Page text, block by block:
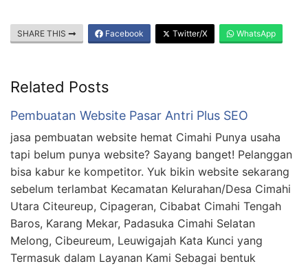
SHARE THIS Facebook Twitter/X WhatsApp
Related Posts
Pembuatan Website Pasar Antri Plus SEO
jasa pembuatan website hemat Cimahi Punya usaha
tapi belum punya website? Sayang banget! Pelanggan
bisa kabur ke kompetitor. Yuk bikin website sekarang
sebelum terlambat Kecamatan Kelurahan/Desa Cimahi
Utara Citeureup, Cipageran, Cibabat Cimahi Tengah
Baros, Karang Mekar, Padasuka Cimahi Selatan
Melong, Cibeureum, Leuwigajah Kata Kunci yang
Termasuk dalam Layanan Kami Sebagai bentuk